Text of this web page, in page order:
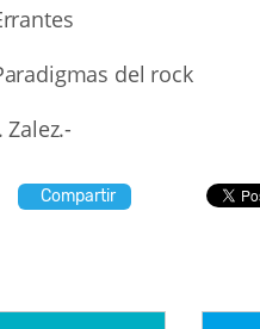
del rock
Zalez.-
Compartir